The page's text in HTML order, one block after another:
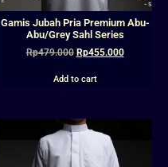
Gamis Jubah Pria Premium Abu-
Abu/Grey Sahl Series
Rp479.000 Rp455.000
Add to cart